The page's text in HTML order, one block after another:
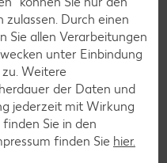
zulassen. Durch einen
Sie allen Verarbeitungen
unter Einbindung
Weitere
der Daten und
jederzeit mit Wirkung
Sie in den
finden Sie hier.